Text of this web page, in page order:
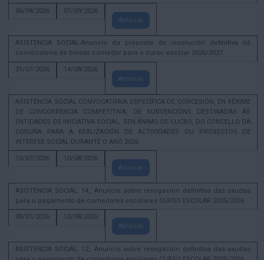
06/08/2026
07/09/2026
Amosar
ASISTENCIA SOCIAL.Anuncio da proposta de resolución definitiva dá
convocatoria de bolsas comedor para o curso escolar 2026/2027.
31/07/2026
14/08/2026
Amosar
ASISTENCIA SOCIAL CONVOCATORIA ESPECÍFICA DE CONCESIÓN, EN RÉXIME
DE CONCORRENCIA COMPETITIVA, DE SUBVENCIÓNS DESTINADAS ÁS
ENTIDADES DE INICIATIVA SOCIAL, SEN ÁNIMO DE LUCRO, DO CONCELLO DA
CORUÑA PARA A REALIZACIÓN DE ACTIVIDADES OU PROXECTOS DE
INTERESE SOCIAL DURANTE O ANO 2026
10/07/2026
10/08/2026
Amosar
ASISTENCIA SOCIAL. 14_ Anuncio sobre revogación definitiva das axudas
para o pagamento de comedores escolares CURSO ESCOLAR 2025/2026
08/07/2026
10/08/2026
Amosar
ASISTENCIA SOCIAL. 12_ Anuncio sobre revogación definitiva das axudas